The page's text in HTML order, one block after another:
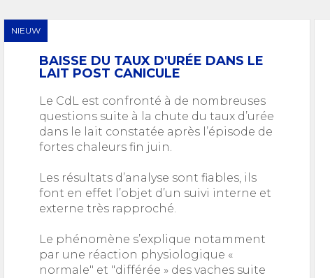
NIEUW
BAISSE DU TAUX D'URÉE DANS LE
LAIT POST CANICULE
Le CdL est confronté à de nombreuses
questions suite à la chute du taux d’urée
dans le lait constatée après l’épisode de
fortes chaleurs fin juin.
Les résultats d’analyse sont fiables, ils
font en effet l’objet d’un suivi interne et
externe très rapproché.
Le phénomène s’explique notamment
par une réaction physiologique «
normale" et "différée » des vaches suite